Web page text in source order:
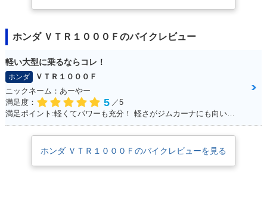
ホンダ ＶＴＲ１０００Ｆのバイクレビュー
軽い大型に乗るならコレ！
ホンダ
ＶＴＲ１０００Ｆ
ニックネーム：あーやー
満足度：
5 ／5
満足ポイント:軽くてパワーも充分！ 軽さがジムカーナにも向いていて走りやすい！ ちなみにヘルメットも気に入っています！
ホンダ ＶＴＲ１０００Ｆのバイクレビューを見る